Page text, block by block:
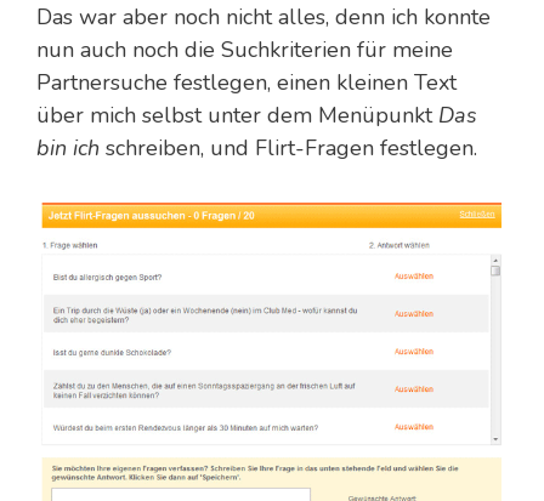
Das war aber noch nicht alles, denn ich konnte
nun auch noch die Suchkriterien für meine
Partnersuche festlegen, einen kleinen Text
über mich selbst unter dem Menüpunkt Das
bin ich schreiben, und Flirt-Fragen festlegen.